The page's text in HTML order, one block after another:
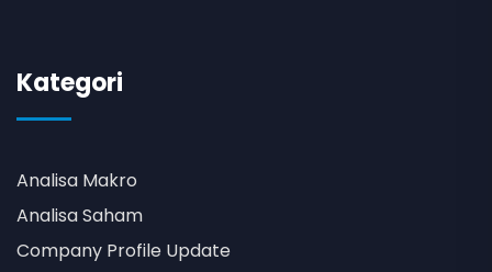
Kategori
Analisa Makro
Analisa Saham
Company Profile Update